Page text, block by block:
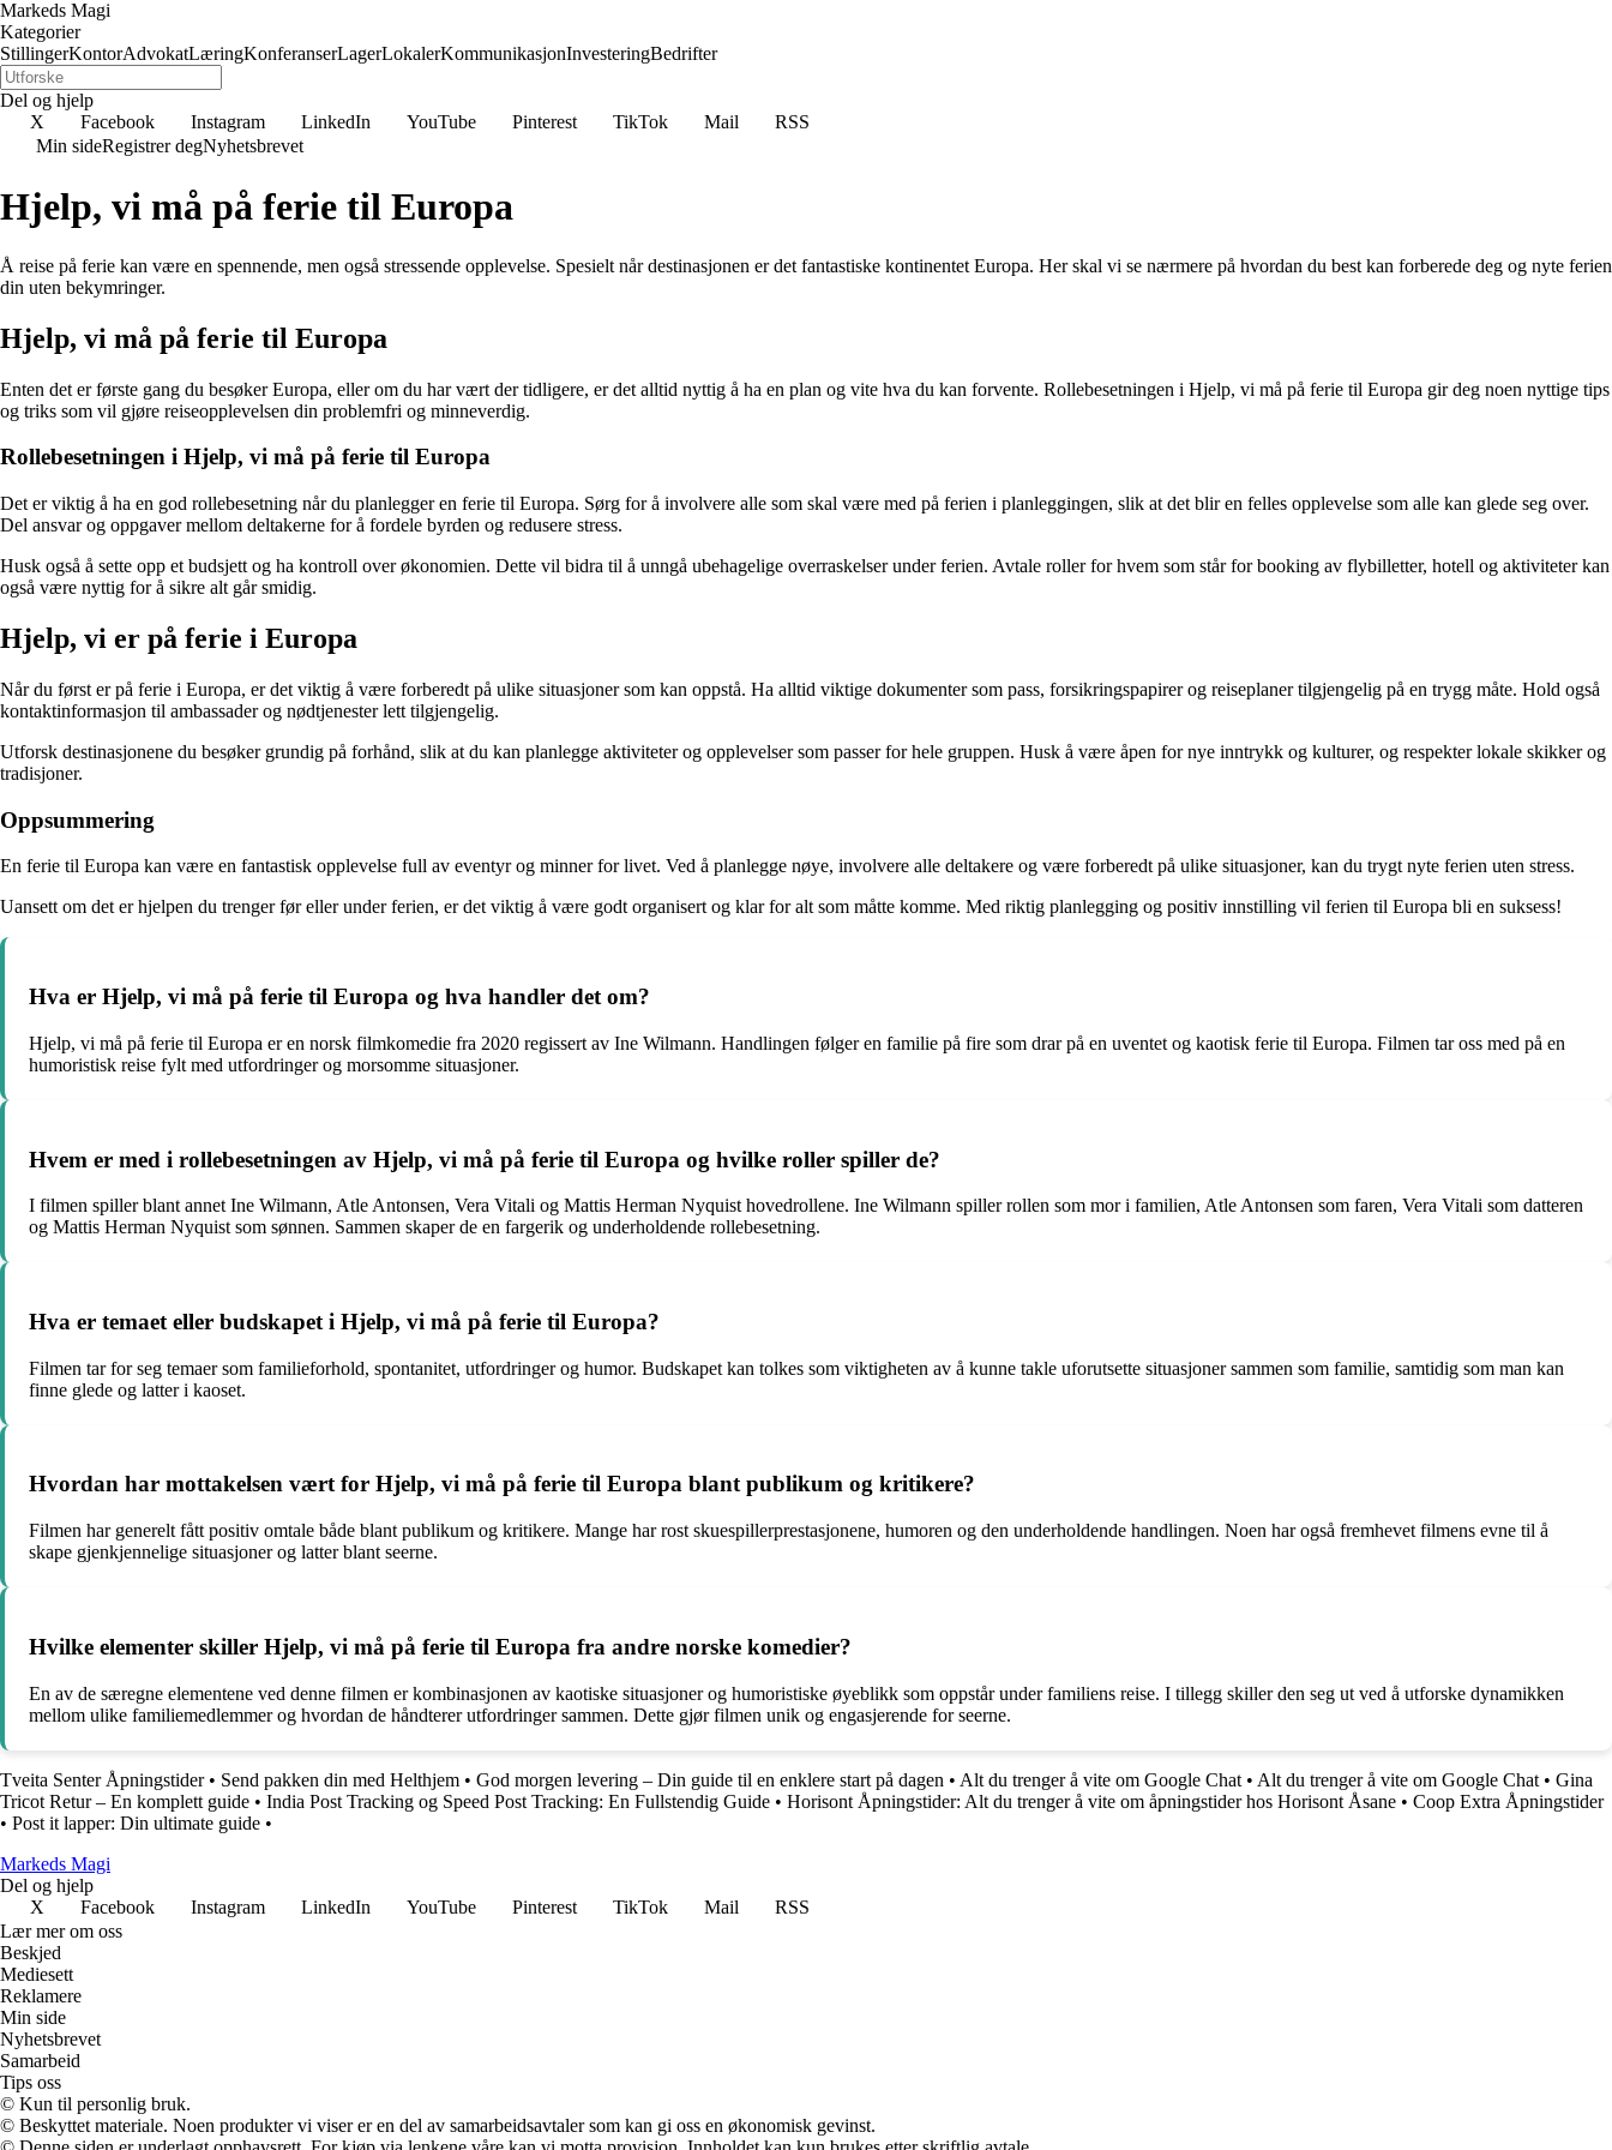
Markeds Magi
Kategorier
StillingerKontorAdvokatLæringKonferanserLagerLokalerKommunikasjonInvesteringBedrifter
Del og hjelp
X
Facebook Instagram LinkedIn YouTube Pinterest TikTok Mail
RSS
Min sideRegistrer degNyhetsbrevet
Hjelp, vi må på ferie til Europa
Å reise på ferie kan være en spennende, men også stressende opplevelse. Spesielt når destinasjonen er det fantastiske kontinentet Europa. Her skal vi se nærmere på hvordan du best kan forberede deg og nyte ferien
din uten bekymringer.
Hjelp, vi må på ferie til Europa
Enten det er første gang du besøker Europa, eller om du har vært der tidligere, er det alltid nyttig å ha en plan og vite hva du kan forvente. Rollebesetningen i Hjelp, vi må på ferie til Europa gir deg noen nyttige tips
og triks som vil gjøre reiseopplevelsen din problemfri og minneverdig.
Rollebesetningen i Hjelp, vi må på ferie til Europa
Det er viktig å ha en god rollebesetning når du planlegger en ferie til Europa. Sørg for å involvere alle som skal være med på ferien i planleggingen, slik at det blir en felles opplevelse som alle kan glede seg over.
Del ansvar og oppgaver mellom deltakerne for å fordele byrden og redusere stress.
Husk også å sette opp et budsjett og ha kontroll over økonomien. Dette vil bidra til å unngå ubehagelige overraskelser under ferien. Avtale roller for hvem som står for booking av flybilletter, hotell og aktiviteter kan
også være nyttig for å sikre alt går smidig.
Hjelp, vi er på ferie i Europa
Når du først er på ferie i Europa, er det viktig å være forberedt på ulike situasjoner som kan oppstå. Ha alltid viktige dokumenter som pass, forsikringspapirer og reiseplaner tilgjengelig på en trygg måte. Hold også
kontaktinformasjon til ambassader og nødtjenester lett tilgjengelig.
Utforsk destinasjonene du besøker grundig på forhånd, slik at du kan planlegge aktiviteter og opplevelser som passer for hele gruppen. Husk å være åpen for nye inntrykk og kulturer, og respekter lokale skikker og
tradisjoner.
Oppsummering
En ferie til Europa kan være en fantastisk opplevelse full av eventyr og minner for livet. Ved å planlegge nøye, involvere alle deltakere og være forberedt på ulike situasjoner, kan du trygt nyte ferien uten stress.
Uansett om det er hjelpen du trenger før eller under ferien, er det viktig å være godt organisert og klar for alt som måtte komme. Med riktig planlegging og positiv innstilling vil ferien til Europa bli en suksess!
Hva er Hjelp, vi må på ferie til Europa og hva handler det om?
Hjelp, vi må på ferie til Europa er en norsk filmkomedie fra 2020 regissert av Ine Wilmann. Handlingen følger en familie på fire som drar på en uventet og kaotisk ferie til Europa. Filmen tar oss med på en
humoristisk reise fylt med utfordringer og morsomme situasjoner.
Hvem er med i rollebesetningen av Hjelp, vi må på ferie til Europa og hvilke roller spiller de?
I filmen spiller blant annet Ine Wilmann, Atle Antonsen, Vera Vitali og Mattis Herman Nyquist hovedrollene. Ine Wilmann spiller rollen som mor i familien, Atle Antonsen som faren, Vera Vitali som datteren
og Mattis Herman Nyquist som sønnen. Sammen skaper de en fargerik og underholdende rollebesetning.
Hva er temaet eller budskapet i Hjelp, vi må på ferie til Europa?
Filmen tar for seg temaer som familieforhold, spontanitet, utfordringer og humor. Budskapet kan tolkes som viktigheten av å kunne takle uforutsette situasjoner sammen som familie, samtidig som man kan
finne glede og latter i kaoset.
Hvordan har mottakelsen vært for Hjelp, vi må på ferie til Europa blant publikum og kritikere?
Filmen har generelt fått positiv omtale både blant publikum og kritikere. Mange har rost skuespillerprestasjonene, humoren og den underholdende handlingen. Noen har også fremhevet filmens evne til å
skape gjenkjennelige situasjoner og latter blant seerne.
Hvilke elementer skiller Hjelp, vi må på ferie til Europa fra andre norske komedier?
En av de særegne elementene ved denne filmen er kombinasjonen av kaotiske situasjoner og humoristiske øyeblikk som oppstår under familiens reise. I tillegg skiller den seg ut ved å utforske dynamikken
mellom ulike familiemedlemmer og hvordan de håndterer utfordringer sammen. Dette gjør filmen unik og engasjerende for seerne.
Tveita Senter Åpningstider• Send pakken din med Helthjem • God morgen levering – Din guide til en enklere start på dagen • Alt du trenger å vite om Google Chat • Alt du trenger å vite om Google Chat • Gina
Tricot Retur – En komplett guide • India Post Tracking og Speed Post Tracking: En Fullstendig Guide • Horisont Åpningstider: Alt du trenger å vite om åpningstider hos Horisont Åsane • Coop Extra Åpningstider
• Post it lapper: Din ultimate guide •
Markeds Magi
Del og hjelp
X
Facebook Instagram LinkedIn YouTube Pinterest TikTok Mail
RSS
Lær mer om oss
Beskjed
Mediesett
Reklamere
Min side
Nyhetsbrevet
Samarbeid
Tips oss
© Kun til personlig bruk.
© Beskyttet materiale. Noen produkter vi viser er en del av samarbeidsavtaler som kan gi oss en økonomisk gevinst.